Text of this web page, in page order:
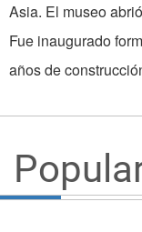
Asia. El museo
Fue inaugurado
años de